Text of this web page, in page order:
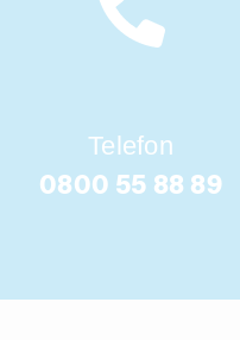
Telefon
0800 55 88 89